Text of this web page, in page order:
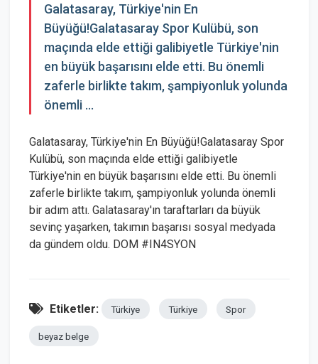
Galatasaray, Türkiye'nin En
Büyüğü!Galatasaray Spor Kulübü, son
maçında elde ettiği galibiyetle Türkiye'nin
en büyük başarısını elde etti. Bu önemli
zaferle birlikte takım, şampiyonluk yolunda
önemli ...
Galatasaray, Türkiye'nin En Büyüğü!Galatasaray Spor
Kulübü, son maçında elde ettiği galibiyetle
Türkiye'nin en büyük başarısını elde etti. Bu önemli
zaferle birlikte takım, şampiyonluk yolunda önemli
bir adım attı. Galatasaray'ın taraftarları da büyük
sevinç yaşarken, takımın başarısı sosyal medyada
da gündem oldu. DOM #IN4SYON
Etiketler: Türkiye Türkiye Spor
beyaz belge